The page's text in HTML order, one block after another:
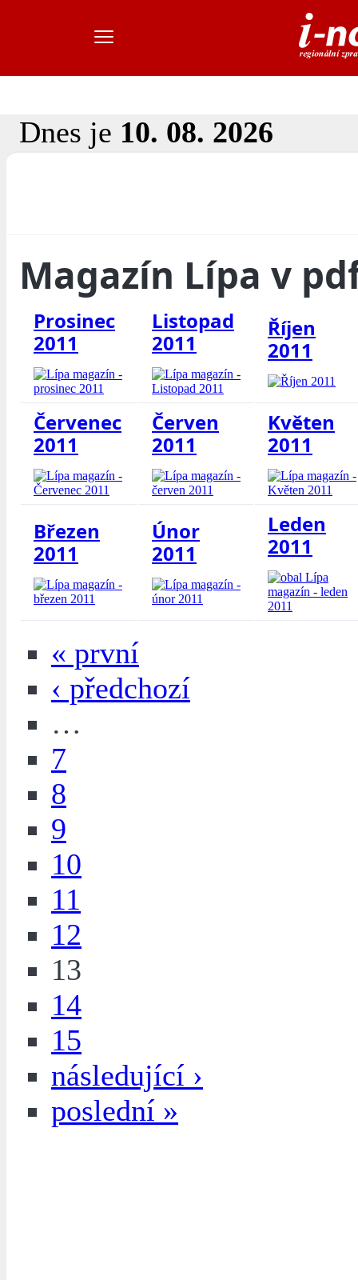
Dnes je 10. 08. 2026
Magazín Lípa v
Prosinec
2011
Listopad
2011
Říjen
2011
Červenec
2011
Červen
2011
Květen
2011
Březen
2011
Únor
2011
Leden
2011
« první
‹ předchozí
…
7
8
9
10
11
12
13
14
15
následující ›
poslední »